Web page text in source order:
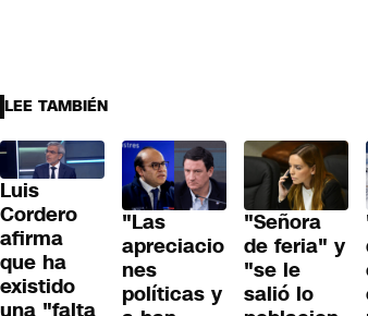
LEE TAMBIÉN
Luis
Cordero
afirma
que ha
existido
"Las
apreciacio
nes
políticas y
"Señora
de feria" y
"se le
salió lo